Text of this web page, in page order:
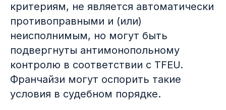
критериям, не является автоматически
противоправными и (или)
неисполнимым, но могут быть
подвергнуты антимонопольному
контролю в соответствии с TFEU.
Франчайзи могут оспорить такие
условия в судебном порядке.